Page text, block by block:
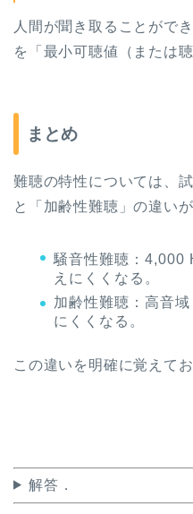
人間が聞き取ることがで
を「最小可聴値（または
まとめ
難聴の特性については、
と「加齢性難聴」の違い
騒音性難聴： 4,000
えにくくなる。
加齢性難聴：高音
にくくなる。
この違いを明確に覚えて
解答．